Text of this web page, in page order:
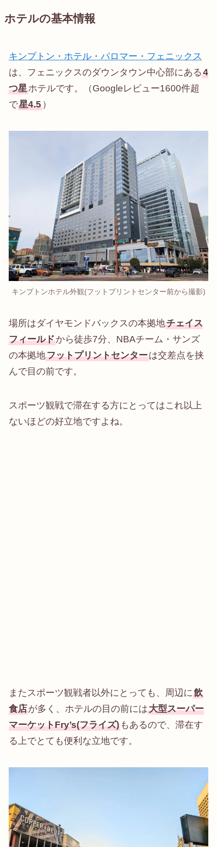
ホテルの基本情報
キンプトン・ホテル・パロマー・フェニックス
は、フェニックスのダウンタウン中心部にある4
つ星ホテルです。（Googleレビュー1600件超
で星4.5）
キンプトンホテル外観(フットプリントセンター前から撮影)
場所はダイヤモンドバックスの本拠地チェイス
フィールドから徒歩7分、NBAチーム・サンズ
の本拠地フットプリントセンターは交差点を挟
んで目の前です。
スポーツ観戦で滞在する方にとってはこれ以上
ないほどの好立地ですよね。
またスポーツ観戦者以外にとっても、周辺に飲
食店が多く、ホテルの目の前には大型スーパー
マーケットFry’s(フライズ)もあるので、滞在す
る上でとても便利な立地です。